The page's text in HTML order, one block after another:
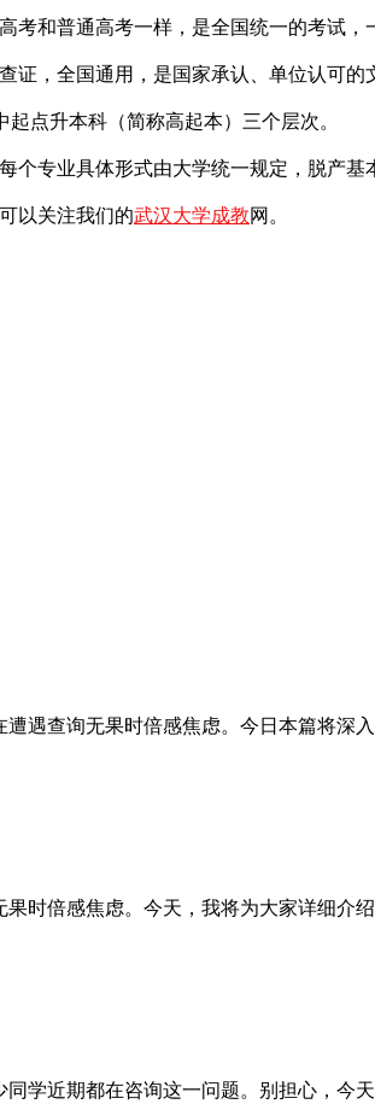
和普通高考一样，是全国统一的考试，
证，全国通用，是国家承认、单位认可的
点升本科（简称高起本）三个层次。
专业具体形式由大学统一规定，脱产
以关注我们的武汉大学成教网。
查询无果时倍感焦虑。今日本篇将深
时倍感焦虑。今天，我将为大家详细
学近期都在咨询这一问题。别担心，今